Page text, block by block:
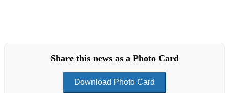
Share this news as a Photo Card
Download Photo Card